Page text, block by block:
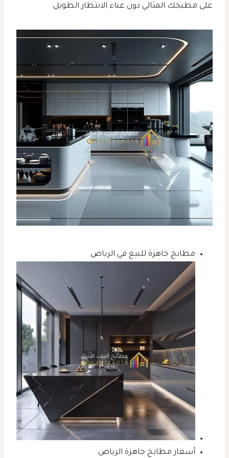
على مطبخك المثالي دون عناء الانتظار الطويل.
مطابخ جاهزة للبيع في الرياض
أسعار مطابخ جاهزة الرياض